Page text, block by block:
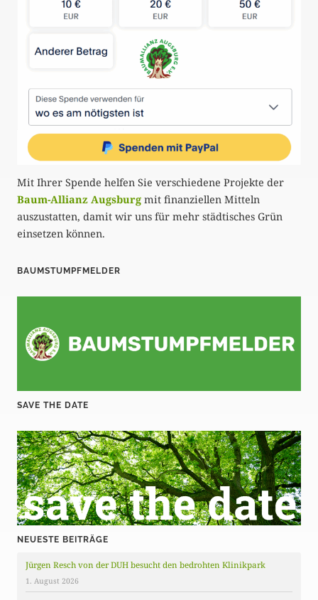
Mit Ihrer Spende helfen Sie verschiedene Projekte der
Baum-Allianz Augsburg mit finanziellen Mitteln
auszustatten, damit wir uns für mehr städtisches Grün
einsetzen können.
BAUMSTUMPFMELDER
SAVE THE DATE
NEUESTE BEITRÄGE
Jürgen Resch von der DUH besucht den bedrohten Klinikpark
1. August 2026